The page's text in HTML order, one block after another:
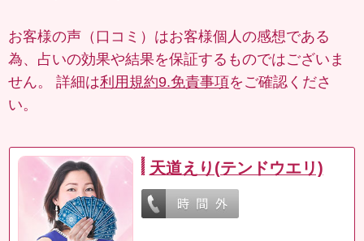
お客様の声（口コミ）はお客様個人の感想である
為、占いの効果や結果を保証するものではございま
せん。 詳細は利用規約9.免責事項をご確認くださ
い。
天道えり(テンドウエリ)